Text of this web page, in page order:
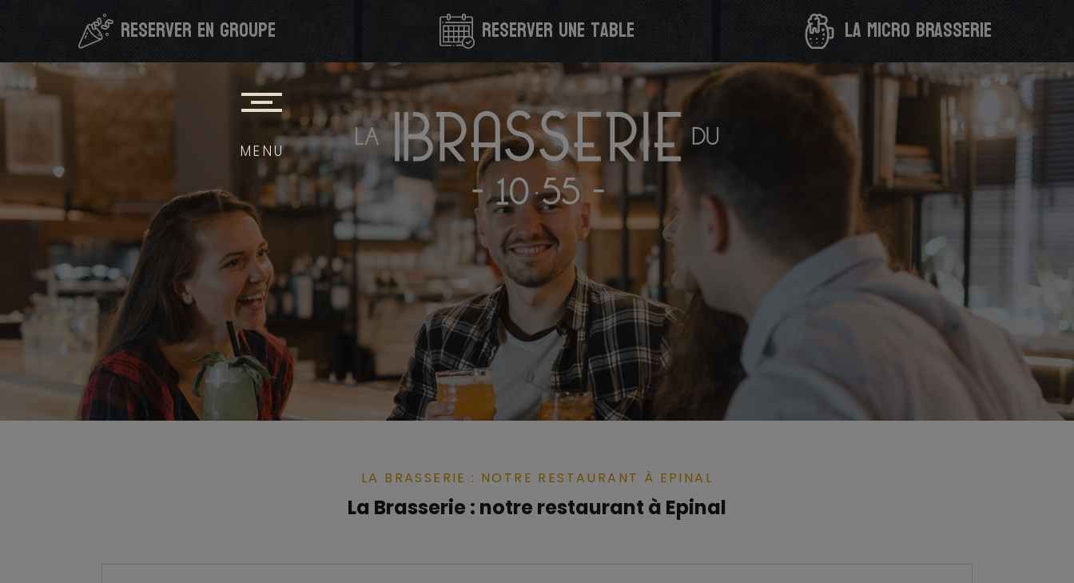
reserver en groupe reserver une table la micro brasserie
MENU
LA BRASSERIE : NOTRE RESTAURANT À EPINAL
La Brasserie : notre restaurant à Epinal